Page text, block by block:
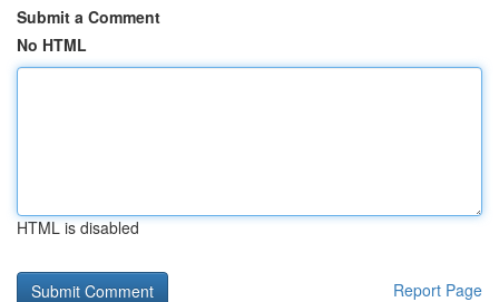
Submit a Comment
No HTML
HTML is disabled
Report Page